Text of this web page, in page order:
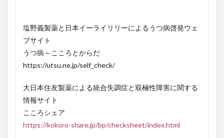
塩野義製薬と日本イーライリリーによるうつ病啓発ウェ
ブサイト
うつ病～こころとからだ
https://utsu.ne.jp/self_check/
大日本住友製薬による統合失調症と双極性障害に関する
情報サイト
こころシェア
https://kokoro-share.jp/bp/checksheet/index.html